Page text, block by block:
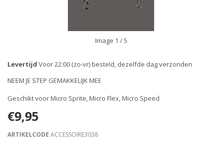
Image 1 / 5
Levertijd Voor 22:00 (zo-vr) besteld, dezelfde dag verzonden
NEEM JE STEP GEMAKKELIJK MEE
Geschikt voor Micro Sprite, Micro Flex, Micro Speed
€9,95
ARTIKELCODE ACCESSOIRE3038